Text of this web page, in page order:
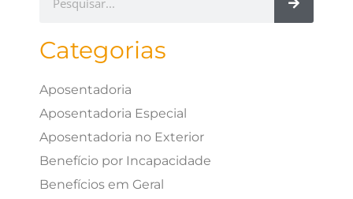
Categorias
Aposentadoria
Aposentadoria Especial
Aposentadoria no Exterior
Benefício por Incapacidade
Benefícios em Geral